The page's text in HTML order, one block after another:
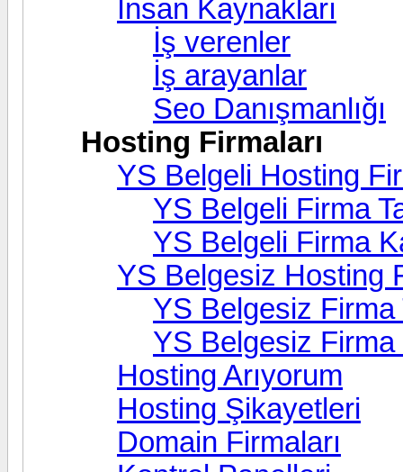
İnsan Kaynakları
İş verenler
İş arayanlar
Seo Danışmanlığı
Hosting Firmaları
YS Belgeli Hosting
YS Belgeli Firma
YS Belgeli Firma
YS Belgesiz Hosting
YS Belgesiz Firma
YS Belgesiz Firma
Hosting Arıyorum
Hosting Şikayetleri
Domain Firmaları